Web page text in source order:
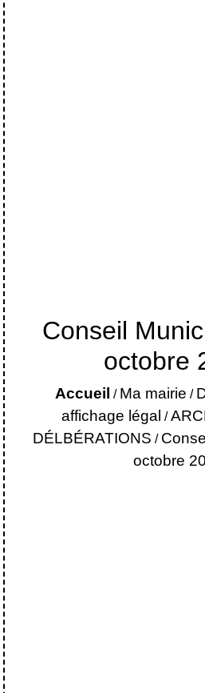
Conseil
octobre
Accueil / Ma mairie /
affichage légal /
DÉLBÉRATIONS /
octobre